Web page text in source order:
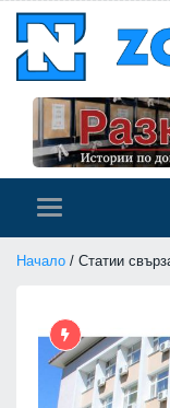
Начало / Статии